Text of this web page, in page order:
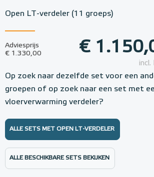
Open LT-verdeler (11 groeps)
Adviesprijs
€ 1.330,00
€
incl.
Op zoek naar dezelfde set voor een
groepen of op zoek naar een set met
vloerverwarming verdeler?
ALLE SETS MET OPEN LT-VERDELER
ALLE BESCHIKBARE SETS BEKIJKEN